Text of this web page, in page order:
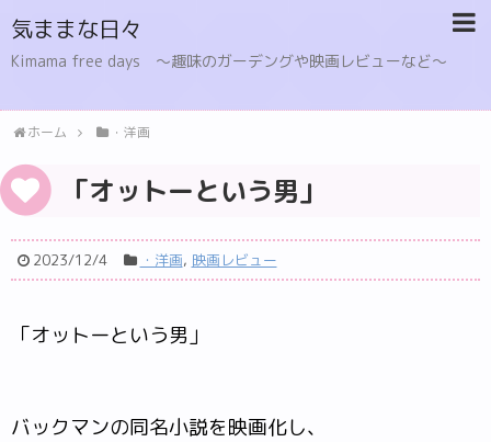
気ままな日々
Kimama free days 〜趣味のガーデングや映画レビューなど〜
ホーム ・洋画
「オットーという男」
2023/12/4 ・洋画, 映画レビュー
「オットーという男」
バックマンの同名小説を映画化し、